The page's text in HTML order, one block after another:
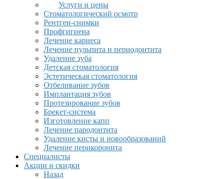
Услуги и цены
Стоматологический осмотр
Рентген-снимки
Профгигиена
Лечение кариеса
Лечение пульпита и периодонтита
Удаление зуба
Детская стоматология
Эстетическая стоматология
Отбеливание зубов
Имплантация зубов
Протезирование зубов
Брекет-система
Изготовление капп
Лечение пародонтита
Удаление кисты и новообразований
Лечение перикоронита
Специалисты
Акции и скидки
Назад